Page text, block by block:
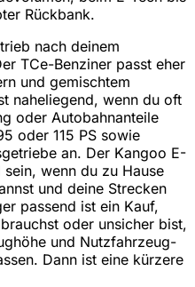
Rückbank.
nach deinem
TCe-Benziner passt eher
und gemischtem
naheliegend, wenn du oft
oder Autobahnanteile
oder 115 PS sowie
an. Der Kangoo E-
wenn du zu Hause
und deine Strecken
passend ist ein Kauf,
oder unsicher bist,
und Nutzfahrzeug-
Dann ist eine kürzere